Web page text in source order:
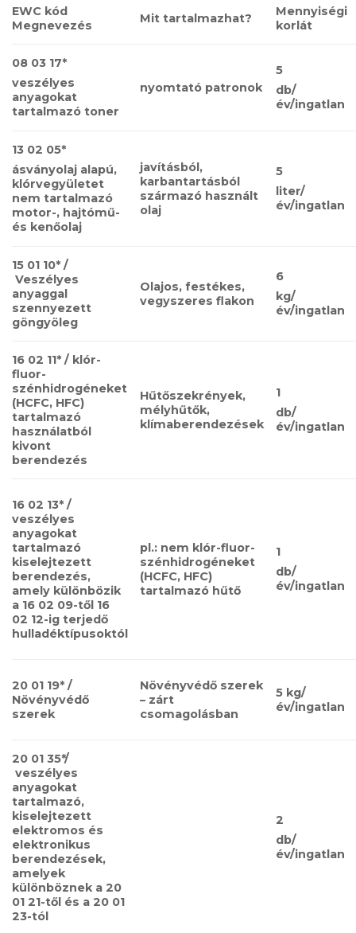
EWC kód
Megnevezés
Mit tartalmazhat?
Mennyiségi
korlát
08 03 17*
veszélyes
anyagokat
tartalmazó​​ toner​​
nyomtató patronok
5
db/
év/ingatlan
13 02 05*
ásványolaj alapú,
klórvegyületet
nem tartalmazó
motor-, hajtómű-
és kenőolaj
javításból,
karbantartásból
származó használt
olaj
5
liter/
év/ingatlan
15 01 10* /​​
Veszélyes
anyaggal
szennyezett
göngyöleg
Olajos, festékes,
vegyszeres flakon
6
kg/
év/ingatlan
16 02 11* / klór-
fluor-
szénhidrogéneket
(HCFC, HFC)
tartalmazó
használatból
kivont
berendezés
Hűtőszekrények,
mélyhűtők,
klímaberendezések
1
db/
év/ingatlan
16 02 13* /
veszélyes
anyagokat
tartalmazó
kiselejtezett
berendezés,
amely különbözik
a 16 02 09-től 16
02 12-ig terjedő
hulladéktípusoktól
pl.: nem klór-fluor-
szénhidrogéneket
(HCFC, HFC)
tartalmazó hűtő
1
db/
év/ingatlan
20 01 19* /
Növényvédő
szerek
Növényvédő szerek
– zárt
csomagolásban
5 kg/
év/ingatlan
20 01 35*/​​
veszélyes
anyagokat
tartalmazó,
kiselejtezett
elektromos és
elektronikus
berendezések,
amelyek
különböznek a 20
01 21-től és a 20 01
23-tól
2
db/
év/ingatlan